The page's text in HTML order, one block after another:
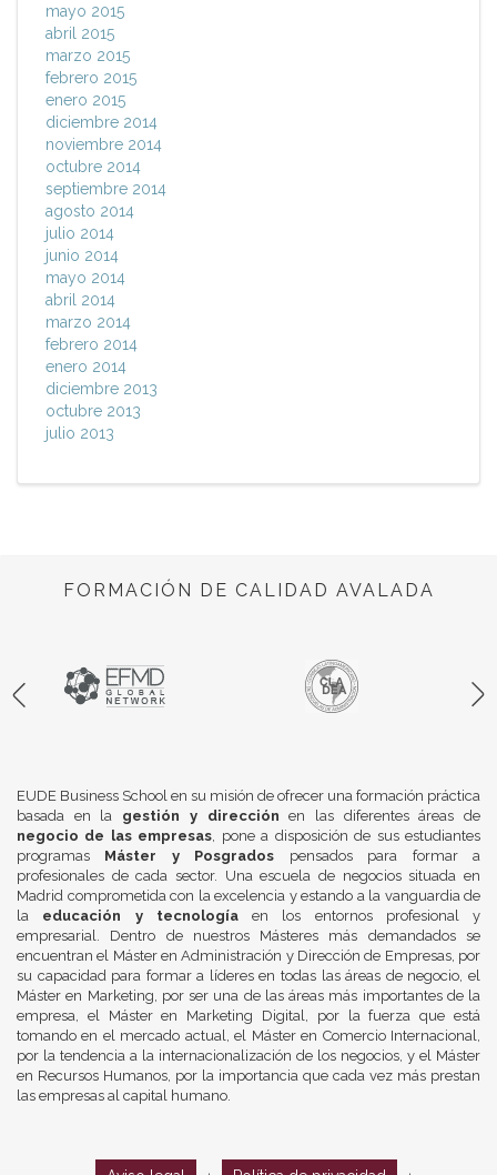
mayo 2015
abril 2015
marzo 2015
febrero 2015
enero 2015
diciembre 2014
noviembre 2014
octubre 2014
septiembre 2014
agosto 2014
julio 2014
junio 2014
mayo 2014
abril 2014
marzo 2014
febrero 2014
enero 2014
diciembre 2013
octubre 2013
julio 2013
FORMACIÓN DE CALIDAD AVALADA
EUDE Business School en su misión de ofrecer una formación práctica
basada en la gestión y dirección en las diferentes áreas de
negocio de las empresas, pone a disposición de sus estudiantes
programas Máster y Posgrados pensados para formar a
profesionales de cada sector. Una escuela de negocios situada en
Madrid comprometida con la excelencia y estando a la vanguardia de
la educación y tecnologíaen los entornos profesional y
empresarial. Dentro de nuestros Másteres más demandados se
encuentran el Máster en Administración y Dirección de Empresas, por
su capacidad para formar a líderes en todas las áreas de negocio, el
Máster en Marketing, por ser una de las áreas más importantes de la
empresa, el Máster en Marketing Digital, por la fuerza que está
tomando en el mercado actual, el Máster en Comercio Internacional,
por la tendencia a la internacionalización de los negocios, y el Máster
en Recursos Humanos, por la importancia que cada vez más prestan
las empresas al capital humano.